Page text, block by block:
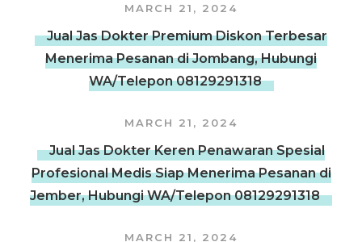
MARCH 21, 2024
Jual Jas Dokter Premium Diskon Terbesar
Menerima Pesanan di Jombang, Hubungi
WA/Telepon 08129291318
MARCH 21, 2024
Jual Jas Dokter Keren Penawaran Spesial
Profesional Medis Siap Menerima Pesanan di
Jember, Hubungi WA/Telepon 08129291318
MARCH 21, 2024